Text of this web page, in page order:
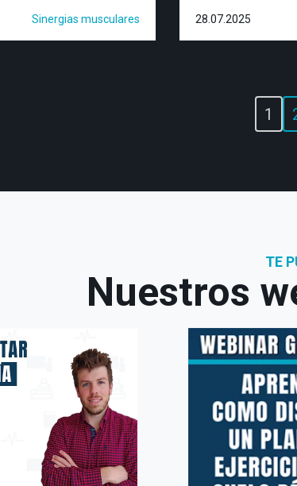
Sinergias musculares 28.07.2025
1
TE
Nuestros